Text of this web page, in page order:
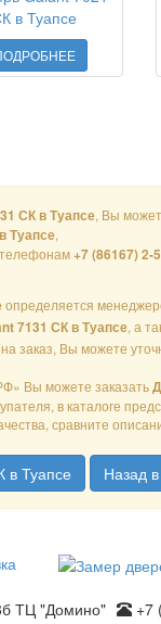
СК в Туапсе, Вы
Туапсе,
телефонам+7 (86167) 2-
определяется
7131 СК в Туапсе, а
заказ, Вы можете
Вы можете заказать
в каталоге
сравните
в Туапсе Назад
ТЦ "Домино" +7